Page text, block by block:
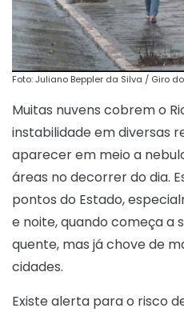
Foto: Juliano Beppler da Silva / Giro
Muitas nuvens cobrem o
instabilidade em diversas
aparecer em meio a
áreas no decorrer do dia.
pontos do Estado,
e noite, quando começa a
quente, mas já chove de
cidades.
Existe alerta para o risco